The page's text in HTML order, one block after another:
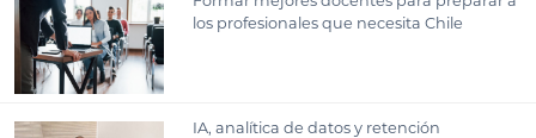
los profesionales que necesita Chile
IA, analítica de datos y retención